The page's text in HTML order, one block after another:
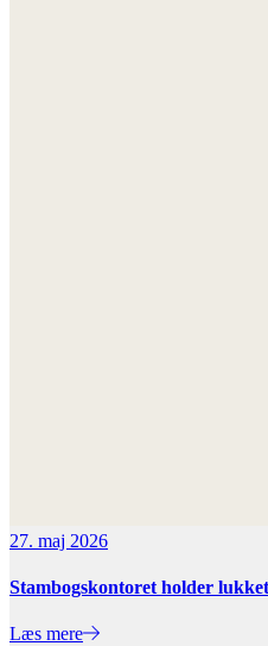
27. maj 2026
Stambogskontoret holder
Læs mere